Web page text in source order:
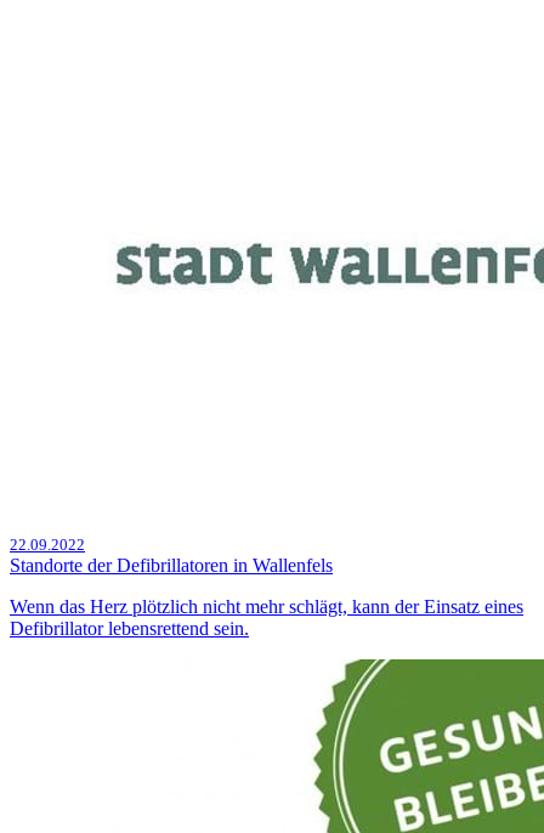
22.09.2022
Standorte der Defibrillatoren in Wallenfels
Wenn das Herz plötzlich nicht mehr schlägt, kann der Einsatz eines
Defibrillator lebensrettend sein.